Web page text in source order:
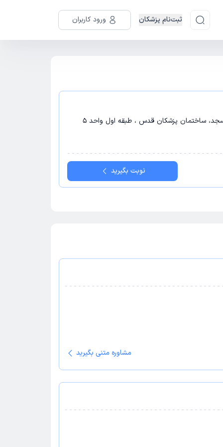
ثبت‌نام پزشکان ورود کاربران
ساختمان پزشکان قدس ، طبقه اول واحد 5
نوبت بگیرید
مشاوره متنی بگیرید